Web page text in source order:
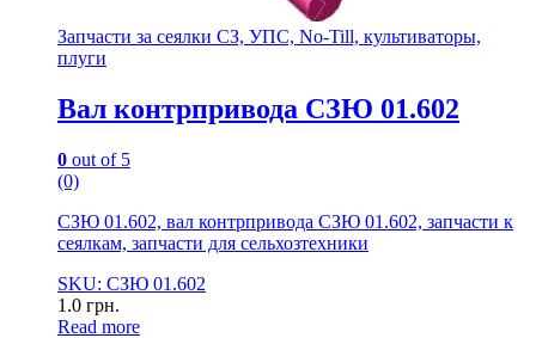
Запчасти за сеялки СЗ, УПС, No-Till, культиваторы,
плуги
Вал контрпривода СЗЮ 01.602
0 out of 5
(0)
СЗЮ 01.602, вал контрпривода СЗЮ 01.602, запчасти к
сеялкам, запчасти для сельхозтехники
SKU: СЗЮ 01.602
1.0 грн.
Read more